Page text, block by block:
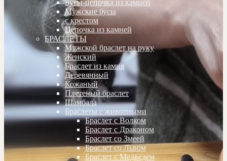
Бусы-цепочка из камней
Мужские бусы
с крестом
Цепочка из камней
БРАСЛЕТЫ
Мужской браслет на руку
Женский
Браслет из камня
Деревянный
Кожаный
Плетеный браслет
Шамбала
Браслеты с животными
Браслет с Волком
Браслет с Драконом
Браслет со Змеей
Браслет со Львом
Браслет с Медведем